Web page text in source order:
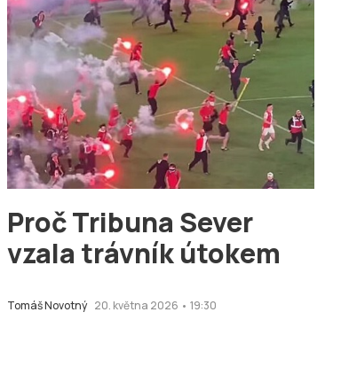
Proč Tribuna Sever
vzala trávník útokem
Tomáš Novotný 20. května 2026 • 19:30